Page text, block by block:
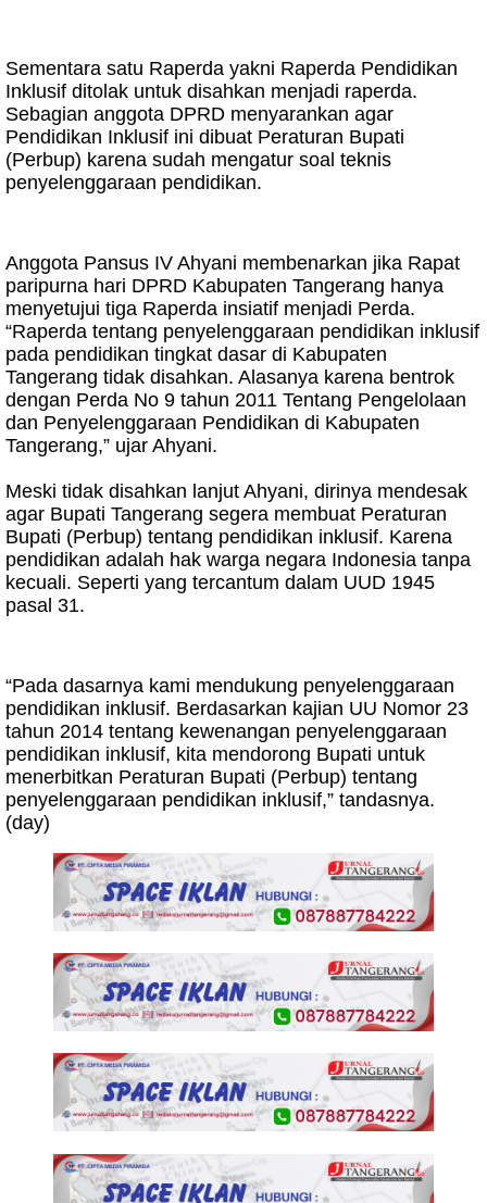
Sementara satu Raperda yakni Raperda Pendidikan
Inklusif ditolak untuk disahkan menjadi raperda.
Sebagian anggota DPRD menyarankan agar
Pendidikan Inklusif ini dibuat Peraturan Bupati
(Perbup) karena sudah mengatur soal teknis
penyelenggaraan pendidikan.
Anggota Pansus IV Ahyani membenarkan jika Rapat
paripurna hari DPRD Kabupaten Tangerang hanya
menyetujui tiga Raperda insiatif menjadi Perda.
“Raperda tentang penyelenggaraan pendidikan inklusif
pada pendidikan tingkat dasar di Kabupaten
Tangerang tidak disahkan. Alasanya karena bentrok
dengan Perda No 9 tahun 2011 Tentang Pengelolaan
dan Penyelenggaraan Pendidikan di Kabupaten
Tangerang,” ujar Ahyani.
Meski tidak disahkan lanjut Ahyani, dirinya mendesak
agar Bupati Tangerang segera membuat Peraturan
Bupati (Perbup) tentang pendidikan inklusif. Karena
pendidikan adalah hak warga negara Indonesia tanpa
kecuali. Seperti yang tercantum dalam UUD 1945
pasal 31.
“Pada dasarnya kami mendukung penyelenggaraan
pendidikan inklusif. Berdasarkan kajian UU Nomor 23
tahun 2014 tentang kewenangan penyelenggaraan
pendidikan inklusif, kita mendorong Bupati untuk
menerbitkan Peraturan Bupati (Perbup) tentang
penyelenggaraan pendidikan inklusif,” tandasnya.
(day)